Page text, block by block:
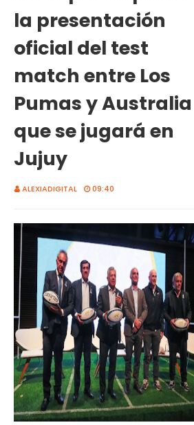
la presentación
oficial del test
match entre Los
Pumas y Australia
que se jugará en
Jujuy
ALEXIADIGITAL 09:40